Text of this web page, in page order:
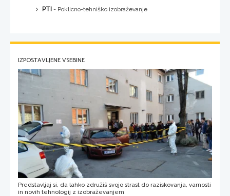
PTI - Poklicno-tehniško izobraževanje
IZPOSTAVLJENE VSEBINE
Predstavljaj si, da lahko združiš svojo strast do raziskovanja, varnosti
in novih tehnologij z izobraževanjem